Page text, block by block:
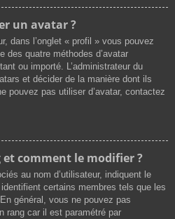
un avatar ?
dans l’onglet « profil » vous pouvez
des quatre méthodes d’avatar
ou importé. L’administrateur du
et décider de la manière dont ils
pouvez pas utiliser d’avatar, contactez
et comment le modifier ?
au nom d’utilisateur, indiquent le
certains membres tels que les
général, vous ne pouvez pas
rang car il est paramétré par